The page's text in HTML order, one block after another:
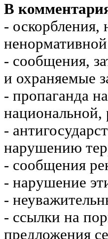
В
- оскорбления,
- сообщения,
и охраняемые
- пропаганда
национальной,
-
нарушению
- сообщения
- нарушение
-
- ссылки на
предложения